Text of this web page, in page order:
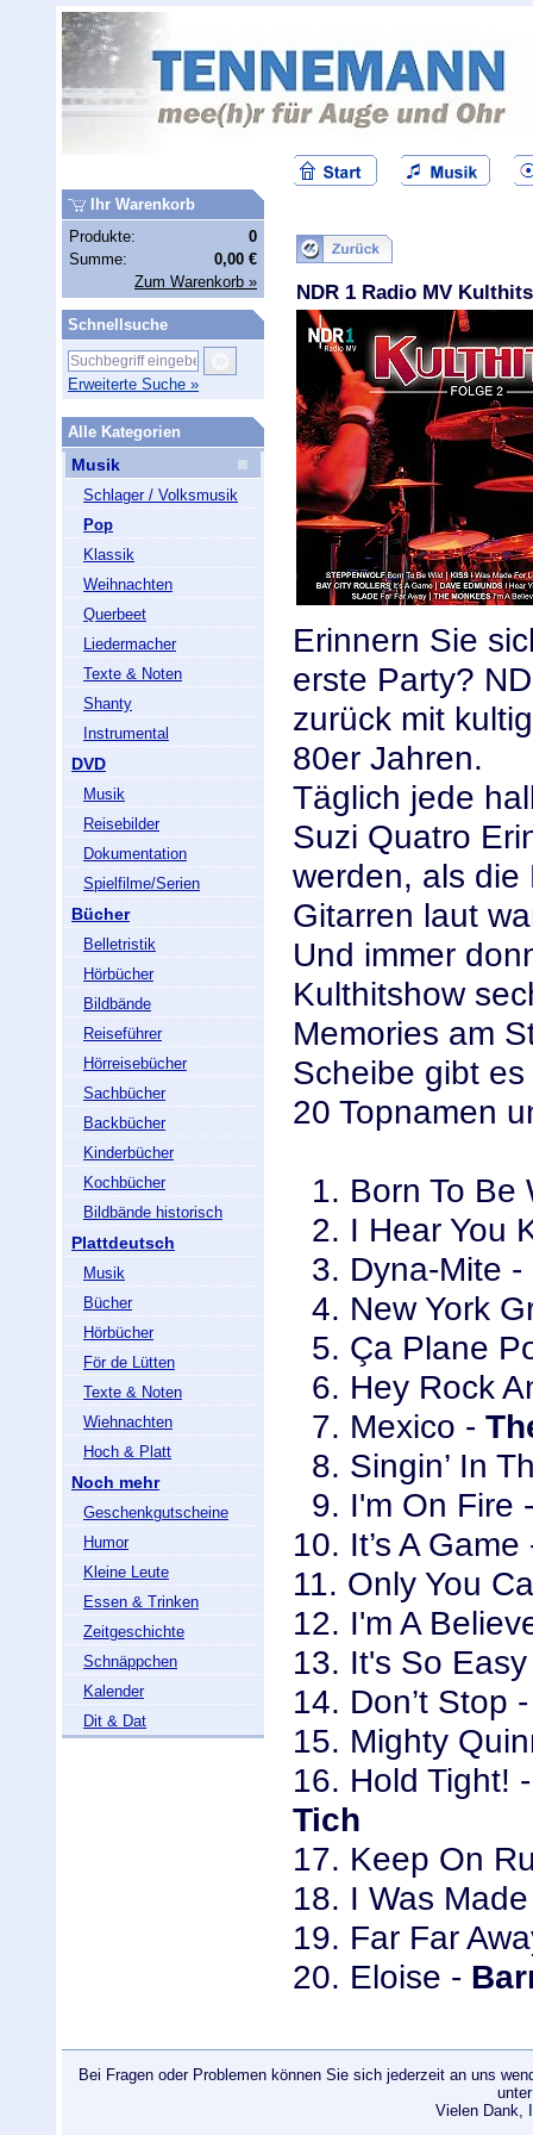
Ihr Warenkorb
Produkte:
0
Summe:
0,00 €
Zum Warenkorb »
Schnellsuche
Erweiterte Suche »
Alle Kategorien
Musik
Schlager / Volksmusik
Pop
Klassik
Weihnachten
Querbeet
Liedermacher
Texte & Noten
Shanty
Instrumental
DVD
Musik
Reisebilder
Dokumentation
Spielfilme/Serien
Bücher
Belletristik
Hörbücher
Bildbände
Reiseführer
Hörreisebücher
Sachbücher
Backbücher
Kinderbücher
Kochbücher
Bildbände historisch
Plattdeutsch
Musik
Bücher
Hörbücher
För de Lütten
Texte & Noten
Wiehnachten
Hoch & Platt
Noch mehr
Geschenkgutscheine
Humor
Kleine Leute
Essen & Trinken
Zeitgeschichte
Schnäppchen
Kalender
Dit & Dat
NDR 1 Radio MV
Erinnern Sie
erste Party?
zurück mit
80er Jahren.
Täglich jede
Suzi Quatro
werden, als die
Gitarren laut
Und immer
Kulthitshow
Memories am
Scheibe gibt
20 Topnamen
1. Born To Be
2. I Hear You
3. Dyna-Mite -
4. New York
5. Ça Plane
6. Hey Rock
7. Mexico -
8. Singin’ In
9. I'm On Fire
10. It’s A
11. Only You
12. I'm A
13. It's So
14. Don’t Stop
15. Mighty
16. Hold Tight!
Tich
17. Keep On
18. I Was
19. Far Far
20. Eloise -
Bei Fragen oder Problemen können Sie sich jederzeit an uns
Vielen Dank,